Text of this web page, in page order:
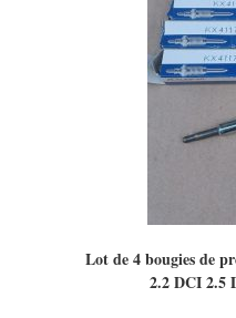
Lot de 4 bougies de
2.2 DCI 2.5